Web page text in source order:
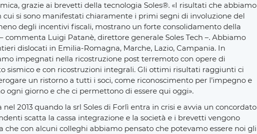
grazie ai brevetti della tecnologia Soles®. «I risultati che abbiamo
cui si sono manifestati chiaramente i primi segni di involuzione del
degli incentivi fiscali, mostrano un forte consolidamento della
commenta Luigi Patanè, direttore generale Soles Tech –. Abbiamo
dislocati in Emilia-Romagna, Marche, Lazio, Campania. In
impegnati nella ricostruzione post terremoto con opere di
sismico e con ricostruzioni integrali. Gli ottimi risultati raggiunti ci
un ristorno a tutti i soci, come riconoscimento per l’impegno e
ogni giorno e che ci permettono di essere qui oggi».
nel 2013 quando la srl Soles di Forlì entra in crisi e avvia un concordato
scatta la cassa integrazione e la società e i brevetti vengono
che con alcuni colleghi abbiamo pensato che potevamo essere noi gli